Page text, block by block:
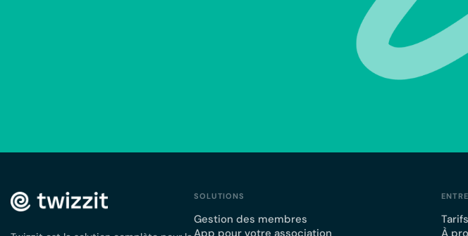
SOLUTIONS
Gestion des membres
App pour votre association
Tarifs
À